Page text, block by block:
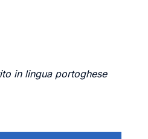
in lingua portoghese